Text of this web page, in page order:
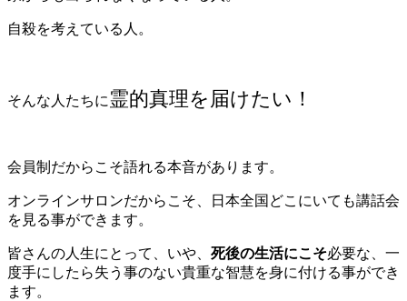
自殺を考えている人。
そんな人たちに霊的真理を届けたい！
会員制だからこそ語れる本音があります。
オンラインサロンだからこそ、日本全国どこにいても講話会
を見る事ができます。
皆さんの人生にとって、いや、 死後の生活にこそ必要な、一
度手にしたら失う事のない貴重な智慧を身に付ける事ができ
ます。